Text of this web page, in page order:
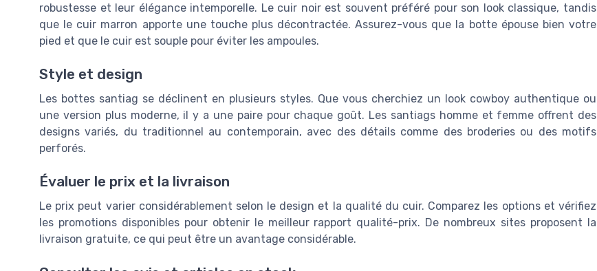
robustesse et leur élégance intemporelle. Le cuir noir est souvent préféré pour son look classique, tandis
que le cuir marron apporte une touche plus décontractée. Assurez-vous que la botte épouse bien votre
pied et que le cuir est souple pour éviter les ampoules.
Style et design
Les bottes santiag se déclinent en plusieurs styles. Que vous cherchiez un look cowboy authentique ou
une version plus moderne, il y a une paire pour chaque goût. Les santiags homme et femme offrent des
designs variés, du traditionnel au contemporain, avec des détails comme des broderies ou des motifs
perforés.
Évaluer le prix et la livraison
Le prix peut varier considérablement selon le design et la qualité du cuir. Comparez les options et vérifiez
les promotions disponibles pour obtenir le meilleur rapport qualité-prix. De nombreux sites proposent la
livraison gratuite, ce qui peut être un avantage considérable.